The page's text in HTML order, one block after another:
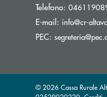
Telefono:
E-mail: info@cr-
PEC:
© 2026 Cassa Rurale